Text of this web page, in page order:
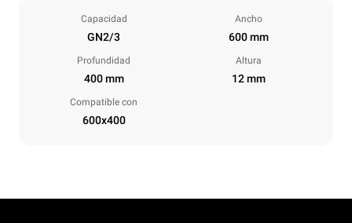
Capacidad
GN2/3
Ancho
600 mm
Profundidad
400 mm
Altura
12 mm
Compatible con
600x400